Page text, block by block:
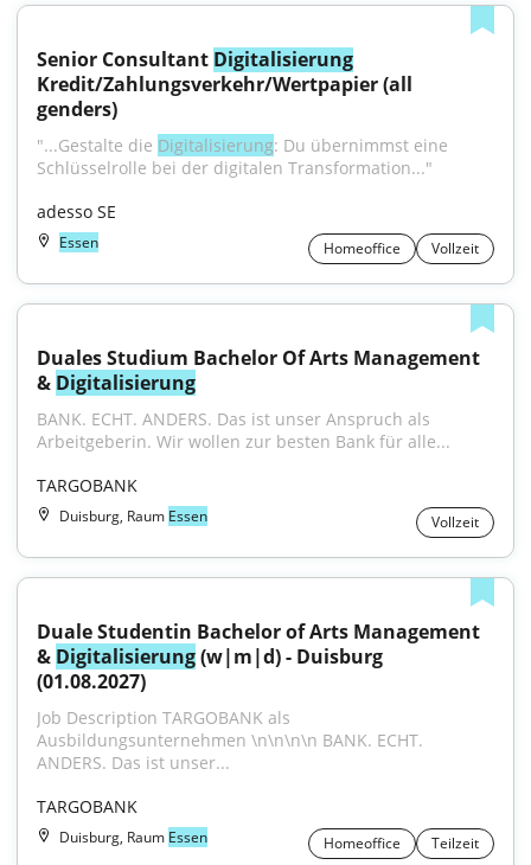
Senior Consultant Digitalisierung
Kredit/Zahlungsverkehr/Wertpapier (all
genders)
"...Gestalte die Digitalisierung: Du übernimmst eine
Schlüsselrolle bei der digitalen Transformation..."
adesso SE
Essen Homeoffice Vollzeit
Duales Studium Bachelor Of Arts Management
& Digitalisierung
BANK. ECHT. ANDERS. Das ist unser Anspruch als
Arbeitgeberin. Wir wollen zur besten Bank für alle...
TARGOBANK
Duisburg, Raum Essen Vollzeit
Duale Studentin Bachelor of Arts Management
& Digitalisierung (w|m|d) - Duisburg
(01.08.2027)
Job Description TARGOBANK als
Ausbildungsunternehmen \n\n\n\n BANK. ECHT.
ANDERS. Das ist unser...
TARGOBANK
Duisburg, Raum Essen Homeoffice Teilzeit